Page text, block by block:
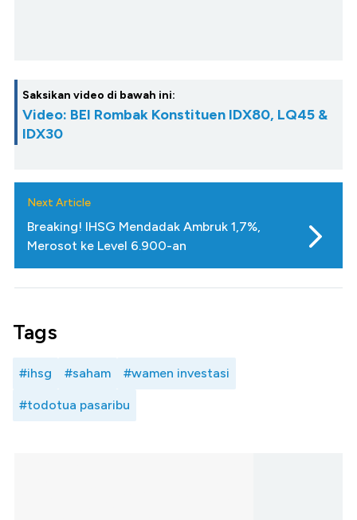
Saksikan video di bawah ini:
Video: BEI Rombak Konstituen IDX80, LQ45 &
IDX30
Next Article
Breaking! IHSG Mendadak Ambruk 1,7%,
Merosot ke Level 6.900-an
Tags
#ihsg #saham #wamen investasi
#todotua pasaribu